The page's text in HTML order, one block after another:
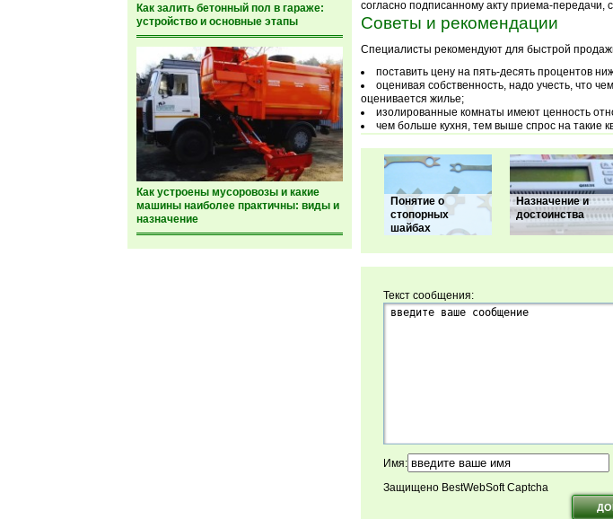
Как залить бетонный пол в гараже:
устройство и основные этапы
Как устроены мусоровозы и какие
машины наиболее практичны: виды и
назначение
согласно подписанному акту приема-передачи,
Советы и рекомендации
Специалисты рекомендуют для быстрой
поставить цену на пять-десять процентов
оценивая собственность, надо учесть, что
оценивается жилье;
изолированные комнаты имеют ценность
чем больше кухня, тем выше спрос на такие
Понятие о
стопорных
шайбах
Назначение и
достоинства
Текст сообщения:
Имя:
Защищено BestWebSoft Captcha